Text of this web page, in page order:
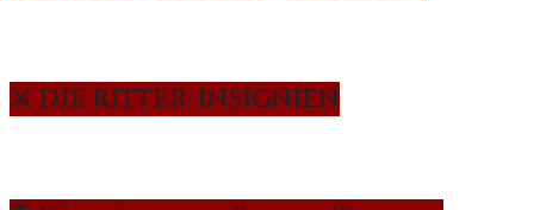
⚔️ DIE RITTER-INSIGNIEN